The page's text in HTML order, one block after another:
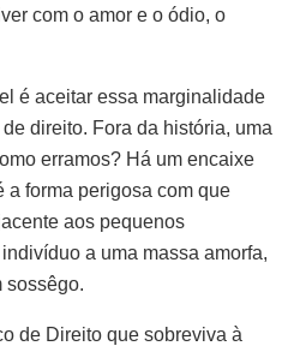
com o amor e o ódio, o
é aceitar essa marginalidade
direito. Fora da história, uma
erramos? Há um encaixe
a forma perigosa com que
aos pequenos
a uma massa amorfa,
sossêgo.
de Direito que sobreviva à